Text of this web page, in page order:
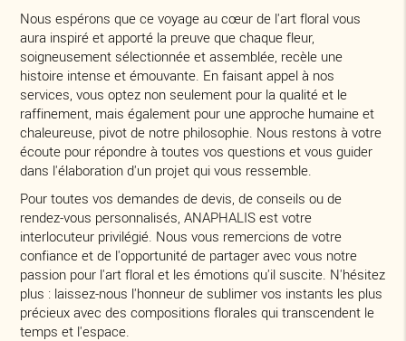
Nous espérons que ce voyage au cœur de l'art floral vous
aura inspiré et apporté la preuve que chaque fleur,
soigneusement sélectionnée et assemblée, recèle une
histoire intense et émouvante. En faisant appel à nos
services, vous optez non seulement pour la qualité et le
raffinement, mais également pour une approche humaine et
chaleureuse, pivot de notre philosophie. Nous restons à votre
écoute pour répondre à toutes vos questions et vous guider
dans l'élaboration d'un projet qui vous ressemble.
Pour toutes vos demandes de devis, de conseils ou de
rendez-vous personnalisés, ANAPHALIS est votre
interlocuteur privilégié. Nous vous remercions de votre
confiance et de l'opportunité de partager avec vous notre
passion pour l'art floral et les émotions qu'il suscite. N'hésitez
plus : laissez-nous l'honneur de sublimer vos instants les plus
précieux avec des compositions florales qui transcendent le
temps et l'espace.